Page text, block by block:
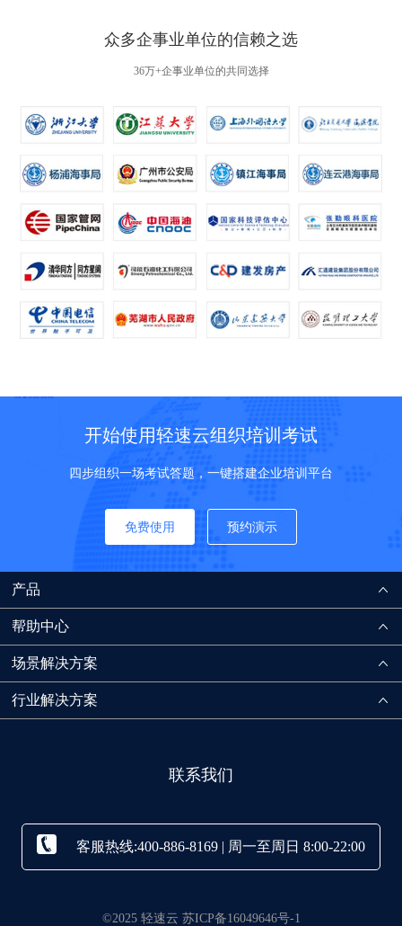
众多企事业单位的信赖之选
36万+企事业单位的共同选择
开始使用轻速云组织培训考试
四步组织一场考试答题，一键搭建企业培训平台
免费使用 预约演示
产品
帮助中心
场景解决方案
行业解决方案
联系我们
客服热线:400-886-8169 | 周一至周日 8:00-22:00
©2025 轻速云 苏ICP备16049646号-1